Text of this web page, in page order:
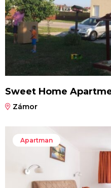
Sweet Home
Zámor
Apartman